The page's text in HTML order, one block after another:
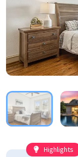
Highlights